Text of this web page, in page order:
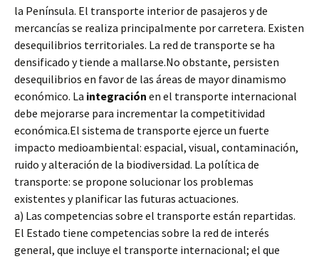
la Península. El transporte interior de pasajeros y de
mercancías se realiza principalmente por carretera. Existen
desequilibrios territoriales. La red de transporte se ha
densificado y tiende a mallarse.No obstante, persisten
desequilibrios en favor de las áreas de mayor dinamismo
económico. La integración en el transporte internacional
debe mejorarse para incrementar la competitividad
económica.El sistema de transporte ejerce un fuerte
impacto medioambiental: espacial, visual, contaminación,
ruido y alteración de la biodiversidad. La política de
transporte: se propone solucionar los problemas
existentes y planificar las futuras actuaciones.
a) Las competencias sobre el transporte están repartidas.
El Estado tiene competencias sobre la red de interés
general, que incluye el transporte internacional; el que